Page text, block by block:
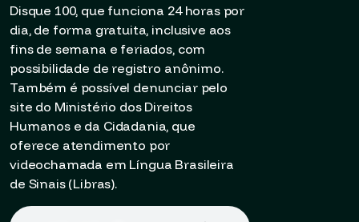
Disque 100, que funciona 24 horas por
dia, de forma gratuita, inclusive aos
fins de semana e feriados, com
possibilidade de registro anônimo.
Também é possível denunciar pelo
site do Ministério dos Direitos
Humanos e da Cidadania, que
oferece atendimento por
videochamada em Língua Brasileira
de Sinais (Libras).